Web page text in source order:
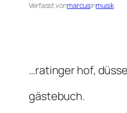
Verfasst vonmarcusinmusik
…ratinger hof,
gästebuch.